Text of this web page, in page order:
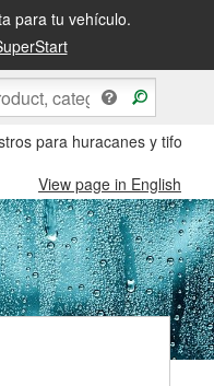
para tu vehículo.
para huracanes y
View page in English